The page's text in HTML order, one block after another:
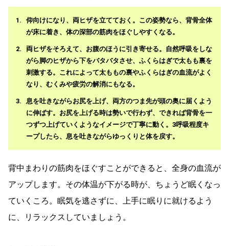
仰向けになり、両ヒザを立てておく。この姿勢なら、背骨全体
が床に着き、体の深部の筋肉をほぐしやすくなる。
両ヒザをそろえて、お腹のほうに引き寄せる。自然呼吸をしな
がら脚のヒザから下をバタバタさせ、ふくらはぎで太もも裏を
刺激する。これによって太ももの裏やふくらはぎの血流がよく
なり、むくみや疲労の解消にもなる。
息を吐きながらお尻を上げ、両方のつま先が頭の奥に届くよう
に伸ばす。お尻を上げる時は勢いで行わず、できれば背骨を一
つずつ上げていくようなイメージで丁寧に動く。3呼吸程度キ
ープしたら、息を吐きながらゆっくりと体を戻す。
背中まわりの筋肉をほぐすことができると、全身の血流が
アップします。その体温が下がる時が、ちょうど眠くなっ
ていくころ。眠気を逃さずに、上手に眠りに就けるよう
に、リラックスしていましょう。